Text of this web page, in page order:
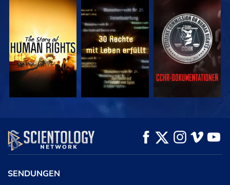
ANSEHEN ANSEHEN ANSEHEN
ANSEHEN
SERIE
ENTDECKEN
SENDUNGEN